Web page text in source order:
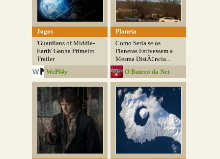
Jogos
'Guardians of Middle-
Earth' Ganha Primeiro
Trailer
WePl4y
Planeta
Como Seria se os
Planetas Estivessem a
Mesma DistÃ¢ncia...
O Buteco da Net